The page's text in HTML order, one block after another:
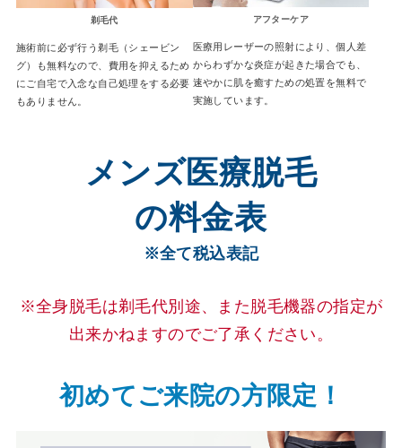
剃毛代
施術前に必ず行う剃毛（シェービン
グ）も無料なので、費用を抑えるため
にご自宅で入念な自己処理をする必要
もありません。
アフターケア
医療用レーザーの照射により、個人差
からわずかな炎症が起きた場合でも、
速やかに肌を癒すための処置を無料で
実施しています。
メンズ医療脱毛
の料金表
※全て税込表記
※全身脱毛は剃毛代別途、また脱毛機器の指定が
出来かねますのでご了承ください。
初めてご来院の方限定！